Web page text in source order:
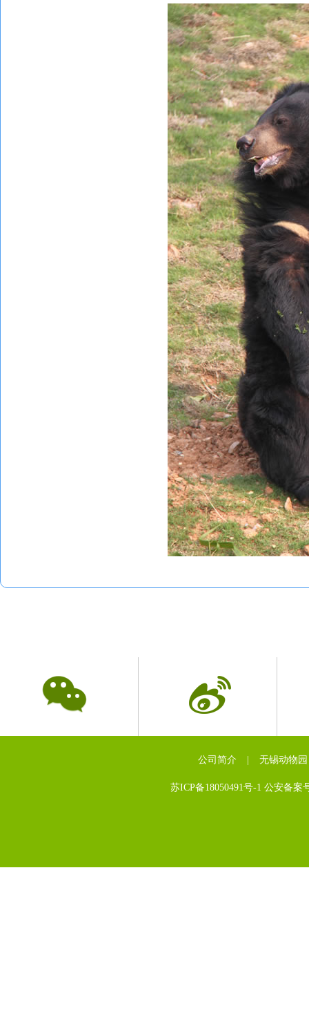
公司简介 无锡动物园
苏ICP备18050491号-1 公安备案